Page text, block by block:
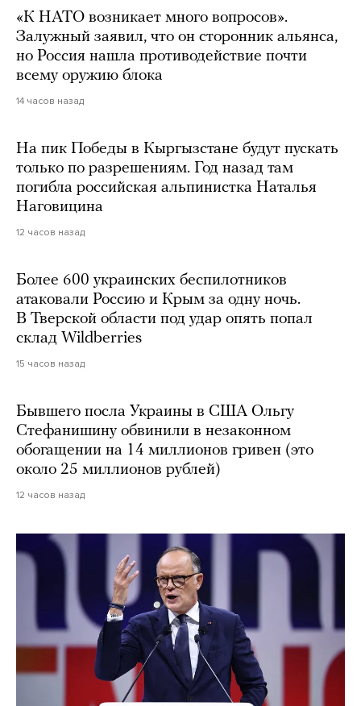
«К НАТО возникает много вопросов».
Залужный заявил, что он сторонник альянса,
но Россия нашла противодействие почти
всему оружию блока
14 часов назад
На пик Победы в Кыргызстане будут пускать
только по разрешениям. Год назад там
погибла российская альпинистка Наталья
Наговицина
12 часов назад
Более 600 украинских беспилотников
атаковали Россию и Крым за одну ночь.
В Тверской области под удар опять попал
склад Wildberries
15 часов назад
Бывшего посла Украины в США Ольгу
Стефанишину обвинили в незаконном
обогащении на 14 миллионов гривен (это
около 25 миллионов рублей)
12 часов назад